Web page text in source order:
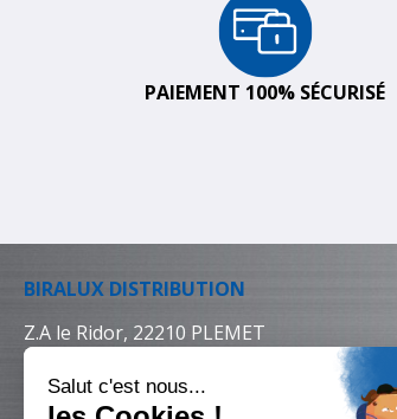
PAIEMENT 100% SÉCURISÉ
BIRALUX DISTRIBUTION
Z.A le Ridor, 22210 PLEMET